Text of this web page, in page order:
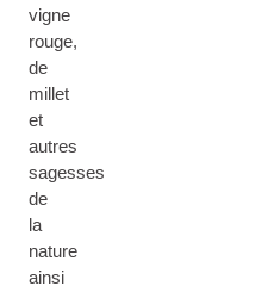
vigne
rouge,
de
millet
et
autres
sagesses
de
la
nature
ainsi